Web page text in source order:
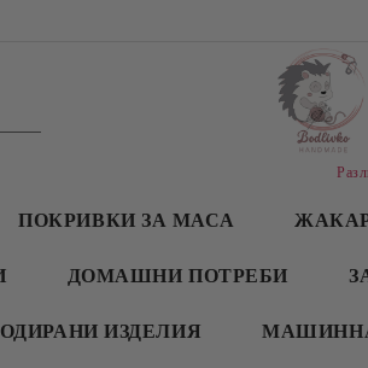
ПОКРИВКИ ЗА МАСА
ДОМАШНИ ПОТРЕБИ
ИЗДЕЛИЯ